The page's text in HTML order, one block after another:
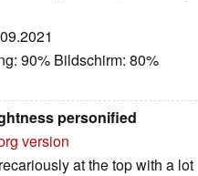
90% Bildschirm: 80%
personified
version
at the top with a lot